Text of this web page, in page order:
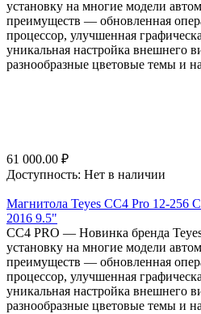
установку на многие модели
преимуществ — обновленная
процессор, улучшенная
уникальная настройка внешнего
разнообразные цветовые темы и
61 000.00 ₽
Доступность: Нет в наличии
Магнитола Teyes CC4 Pro 12-256
2016 9.5"
СС4 PRO — Новинка бренда
установку на многие модели
преимуществ — обновленная
процессор, улучшенная
уникальная настройка внешнего
разнообразные цветовые темы и